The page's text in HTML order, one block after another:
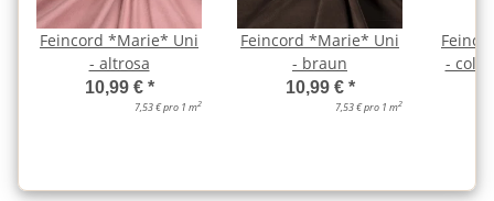
Feincord *Marie* Uni
- altrosa
10,99 € *
7,53 € pro 1 m2
Feincord *Marie* Uni
- braun
10,99 € *
7,53 € pro 1 m2
- cold